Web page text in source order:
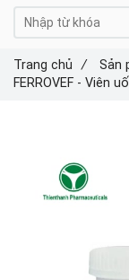
Trang chủ / Sản
FERROVEF - Viên